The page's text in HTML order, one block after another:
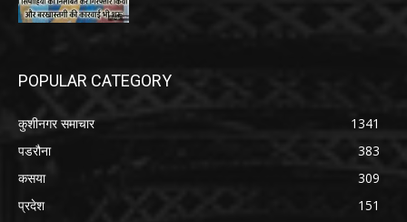
POPULAR CATEGORY
कुशीनगर समाचार
1341
पडरौना
383
कसया
309
प्रदेश
151